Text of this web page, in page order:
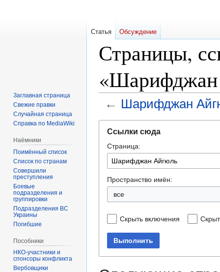
Страницы,
← Шарифджан
навигации
поиску
Ссылки сюда
Страница:
Пространство имён:
все
Скрыть включения
Выполнить
Статья Обсуждение
Заглавная страница
Свежие правки
Случайная страница
Справка по MediaWiki
Наёмники
Поимённый список
Список по странам
Совершили
преступления
Боевые
подразделения и
группировки
Подразделения ВС
Украины
Погибшие
Пособники
спонсоры конфликта
‏‎Вербовщики